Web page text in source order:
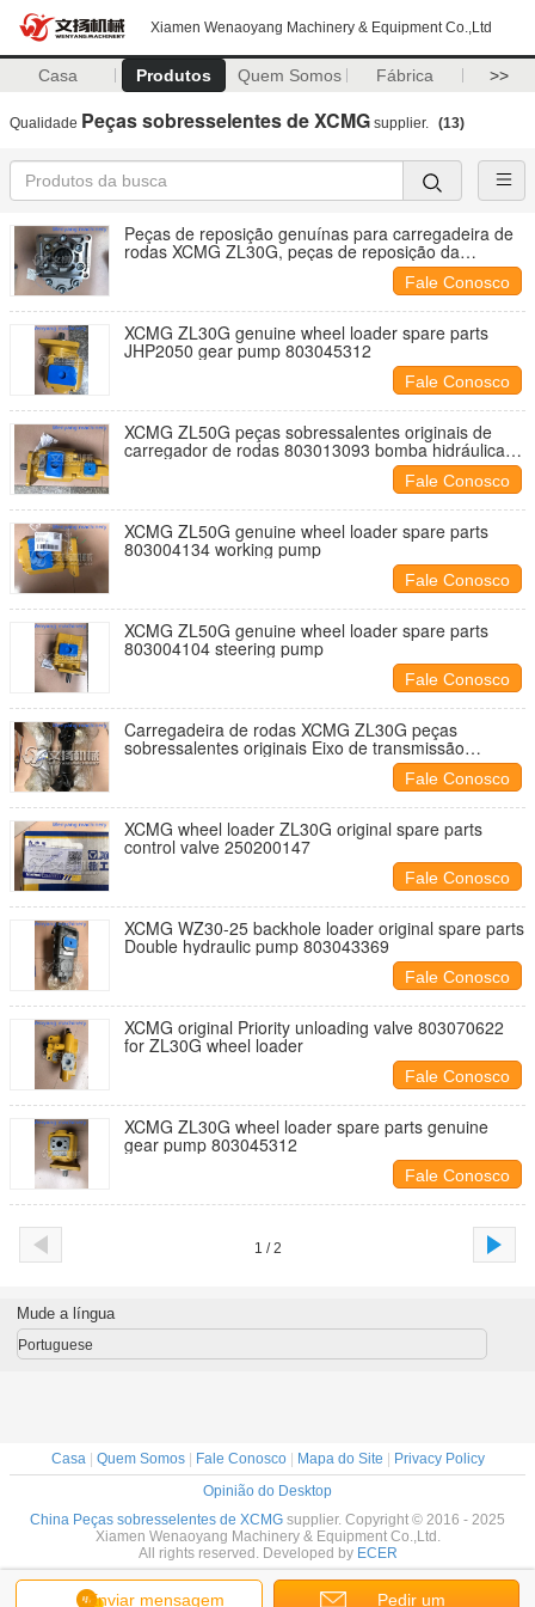
Xiamen Wenaoyang Machinery & Equipment Co.,Ltd
Casa Produtos Quem Somos Fábrica >>
Qualidade Peças sobresselentes de XCMG supplier. (13)
Peças de reposição genuínas para carregadeira de
rodas XCMG ZL30G, peças de reposição da
Fale Conosco
XCMG ZL30G genuine wheel loader spare parts
JHP2050 gear pump 803045312
Fale Conosco
XCMG ZL50G peças sobressalentes originais de
carregador de rodas 803013093 bomba hidráulica
Fale Conosco
XCMG ZL50G genuine wheel loader spare parts
803004134 working pump
Fale Conosco
XCMG ZL50G genuine wheel loader spare parts
803004104 steering pump
Fale Conosco
Carregadeira de rodas XCMG ZL30G peças
sobressalentes originais Eixo de transmissão
Fale Conosco
XCMG wheel loader ZL30G original spare parts
control valve 250200147
Fale Conosco
XCMG WZ30-25 backhole loader original spare parts
Double hydraulic pump 803043369
Fale Conosco
XCMG original Priority unloading valve 803070622
for ZL30G wheel loader
Fale Conosco
XCMG ZL30G wheel loader spare parts genuine
gear pump 803045312
Fale Conosco
1 / 2
Enviar mensagem Pedir um
Mude a língua
Portuguese
Casa| Quem Somos| Fale Conosco| Mapa do Site
Privacy Policy
Opinião do Desktop
China Peças sobresselentes de XCMG supplier. Copyright © 2016 - 2025
Xiamen Wenaoyang Machinery & Equipment Co.,Ltd.
All rights reserved. Developed by ECER